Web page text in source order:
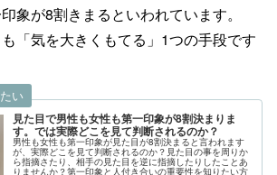
象が8割きまるといわれています。
「気を大きくもてる」1つの手段です
見た目で男性も女性も第一印象が8割決まりま
す。では実際どこを見て判断されるのか？
男性も女性も第一印象が見た目が8割決まると言われます
が、実際どこを見て判断されるのか？見た目の事を周りか
ら指摘さたり、相手の見た目を逆に指摘したりしたことあ
りませんか？第一印象と人付き合いの重要性を知りたい方